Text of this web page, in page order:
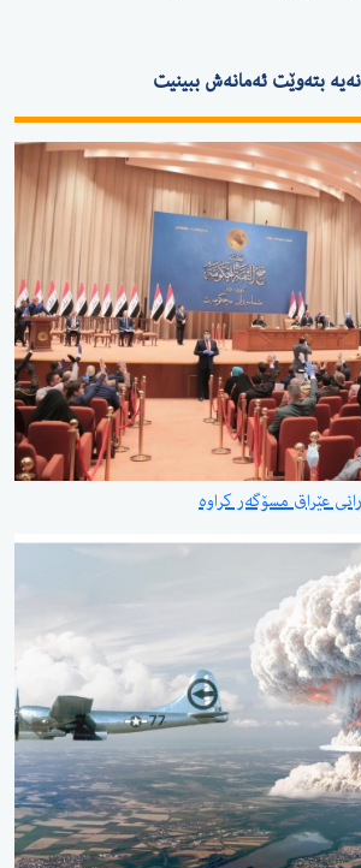
بتەوێت ئەمانەش ببینیت